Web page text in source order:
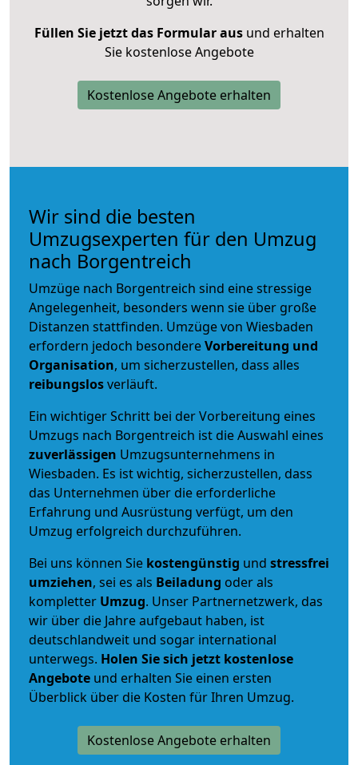
Füllen Sie jetzt das Formular ausund erhalten
Sie kostenlose Angebote
Kostenlose Angebote erhalten
Wir sind die besten
Umzugsexperten für den Umzug
nach Borgentreich
Umzüge nach Borgentreich sind eine stressige
Angelegenheit, besonders wenn sie über große
Distanzen stattfinden. Umzüge von Wiesbaden
erfordern jedoch besondereVorbereitung und
Organisation, um sicherzustellen, dass alles
reibungslosverläuft.
Ein wichtiger Schritt bei der Vorbereitung eines
Umzugs nach Borgentreich ist die Auswahl eines
zuverlässigen Umzugsunternehmens in
Wiesbaden. Es ist wichtig, sicherzustellen, dass
das Unternehmen über die erforderliche
Erfahrung und Ausrüstung verfügt, um den
Umzug erfolgreich durchzuführen.
Bei uns können Sie kostengünstig und stressfrei
umziehen, sei es als Beiladung oder als
kompletter Umzug. Unser Partnernetzwerk, das
wir über die Jahre aufgebaut haben, ist
deutschlandweit und sogar international
unterwegs. Holen Sie sich jetzt kostenlose
Angebote und erhalten Sie einen ersten
Überblick über die Kosten für Ihren Umzug.
Kostenlose Angebote erhalten